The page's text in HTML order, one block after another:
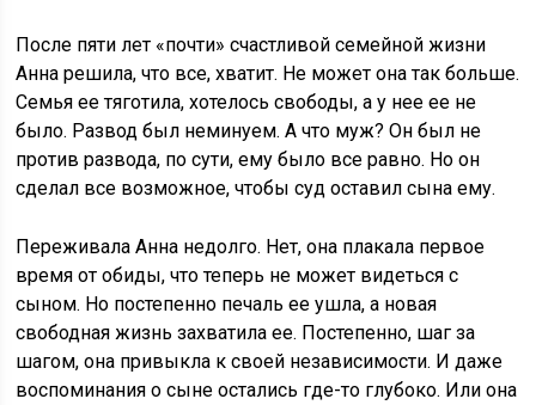
После пяти лет «почти» счастливой семейной жизни
Анна решила, что все, хватит. Не может она так больше.
Семья ее тяготила, хотелось свободы, а у нее ее не
было. Развод был неминуем. А что муж? Он был не
против развода, по сути, ему было все равно. Но он
сделал все возможное, чтобы суд оставил сына ему.
Переживала Анна недолго. Нет, она плакала первое
время от обиды, что теперь не может видеться с
сыном. Но постепенно печаль ее ушла, а новая
свободная жизнь захватила ее. Постепенно, шаг за
шагом, она привыкла к своей независимости. И даже
воспоминания о сыне остались где-то глубоко. Или она